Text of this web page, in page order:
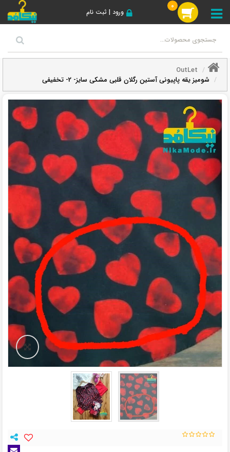
ورود | ثبت نام
0
OutLet
شومیز یقه پاپیونی آستین رگلان قلبی مشکی سایز- 2- تخفیفی